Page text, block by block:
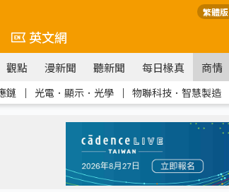
繁體版
英文網
觀點 漫新聞 聽新聞 每日椽真 商情
鏈 ｜ 光電．顯示．光學 ｜ 物聯科技．智慧製造